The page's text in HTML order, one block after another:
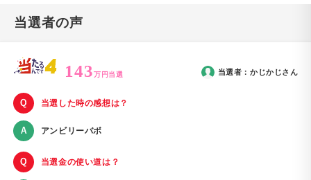
当選者の声
143万円当選 当選者： かじかじさん
当選した時の感想は？
アンビリーバボ
当選金の使い道は？